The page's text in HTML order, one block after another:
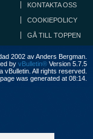
KONTAKTA OSS
COOKIEPOLICY
GÅ TILL TOPPEN
2002 av Anders Bergman.
by vBulletin® Version 5.7.5
vBulletin. All rights reserved.
was generated at 08:14.